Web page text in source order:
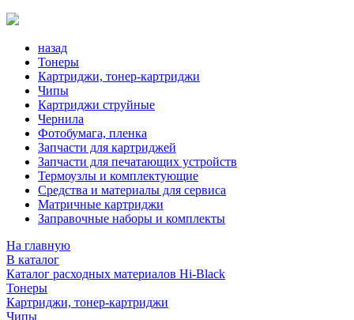
назад
Тонеры
Картриджи, тонер-картриджи
Чипы
Картриджи струйные
Чернила
Фотобумага, пленка
Запчасти для картриджей
Запчасти для печатающих устройств
Термоузлы и комплектующие
Средства и материалы для сервиса
Матричные картриджи
Заправочные наборы и комплекты
На главную
В каталог
Каталог расходных материалов Hi-Black
Тонеры
Картриджи, тонер-картриджи
Чипы